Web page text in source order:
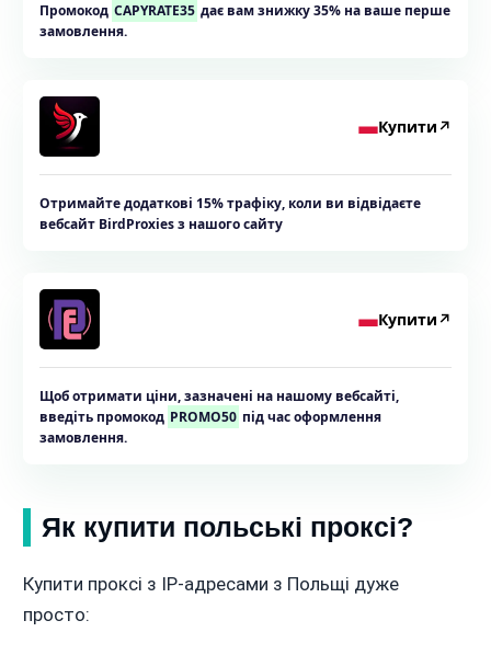
Промокод CAPYRATE35 дає вам знижку 35% на ваше перше
замовлення.
Купити ↗
Отримайте додаткові 15% трафіку, коли ви відвідаєте
вебсайт BirdProxies з нашого сайту
Купити ↗
Щоб отримати ціни, зазначені на нашому вебсайті,
введіть промокод PROMO50 під час оформлення
замовлення.
Як купити польські проксі?
Купити проксі з IP-адресами з Польщі дуже
просто: